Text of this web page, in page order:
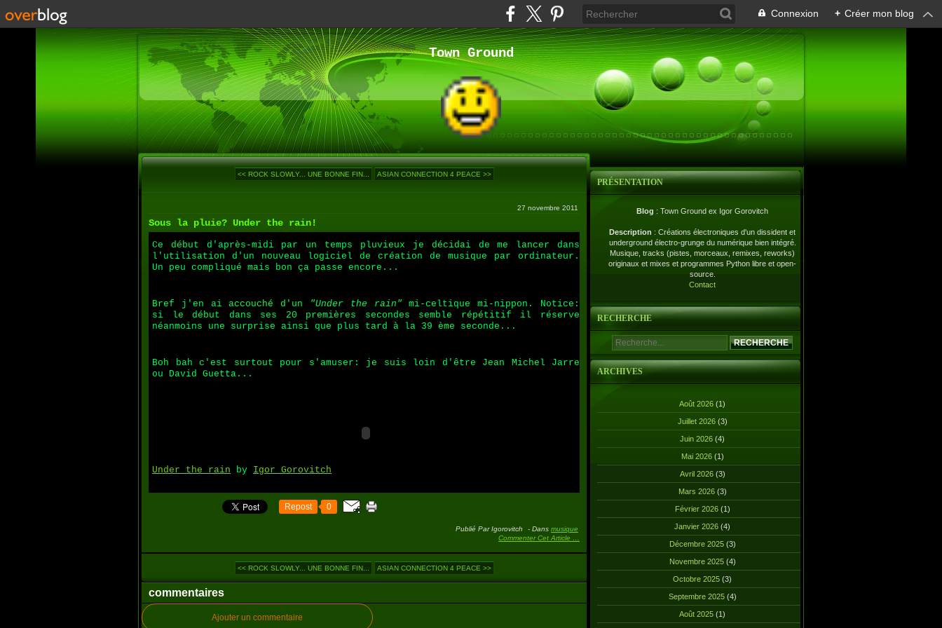
Connexion + Créer mon blog
Town Ground
<< ROCK SLOWLY... UNE BONNE FIN... ASIAN CONNECTION 4 PEACE >>
27 novembre 2011
Sous la pluie? Under the rain!
Ce début d'après-midi par un temps pluvieux je décidai de me lancer dans
l'utilisation d'un nouveau logiciel de création de musique par ordinateur.
Un peu compliqué mais bon ça passe encore...
Bref j'en ai accouché d'un "Under the rain" mi-celtique mi-nippon. Notice:
si le début dans ses 20 premières secondes semble répétitif il réserve
néanmoins une surprise ainsi que plus tard à la 39 ème seconde...
Boh bah c'est surtout pour s'amuser: je suis loin d'être Jean Michel Jarre
ou David Guetta...
Under the rain by Igor Gorovitch
Repost 0
Publié Par Igorovitch - Dans musique
Commenter Cet Article
<< ROCK SLOWLY... UNE BONNE FIN... ASIAN CONNECTION 4 PEACE >>
commentaires
Ajouter un commentaire
PRÉSENTATION
Blog : Town Ground ex Igor Gorovitch
Description : Créations électroniques d'un dissident et
underground électro-grunge du numérique bien intégré.
Musique, tracks (pistes, morceaux, remixes, reworks)
originaux et mixes et programmes Python libre et open-
source.
Contact
RECHERCHE
ARCHIVES
Août 2026 (1)
Juillet 2026 (3)
Juin 2026 (4)
Mai 2026 (1)
Avril 2026 (3)
Mars 2026 (3)
Février 2026 (1)
Janvier 2026 (4)
Décembre 2025 (3)
Novembre 2025 (4)
Octobre 2025 (3)
Septembre 2025 (4)
Août 2025 (1)